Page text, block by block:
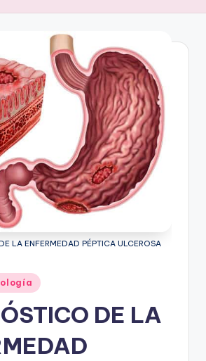
LA ENFERMEDAD PÉPTICA ULCEROSA
DE LA